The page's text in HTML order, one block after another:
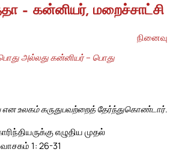
– கன்னியர், மறைச்சாட்சி
நினைவு
அல்லது கன்னியர் – பொது
உலகம் கருதுபவற்றைத் தேர்ந்துகொண்டார்.
எழுதிய முதல்
வாசகம் 1: 26-31